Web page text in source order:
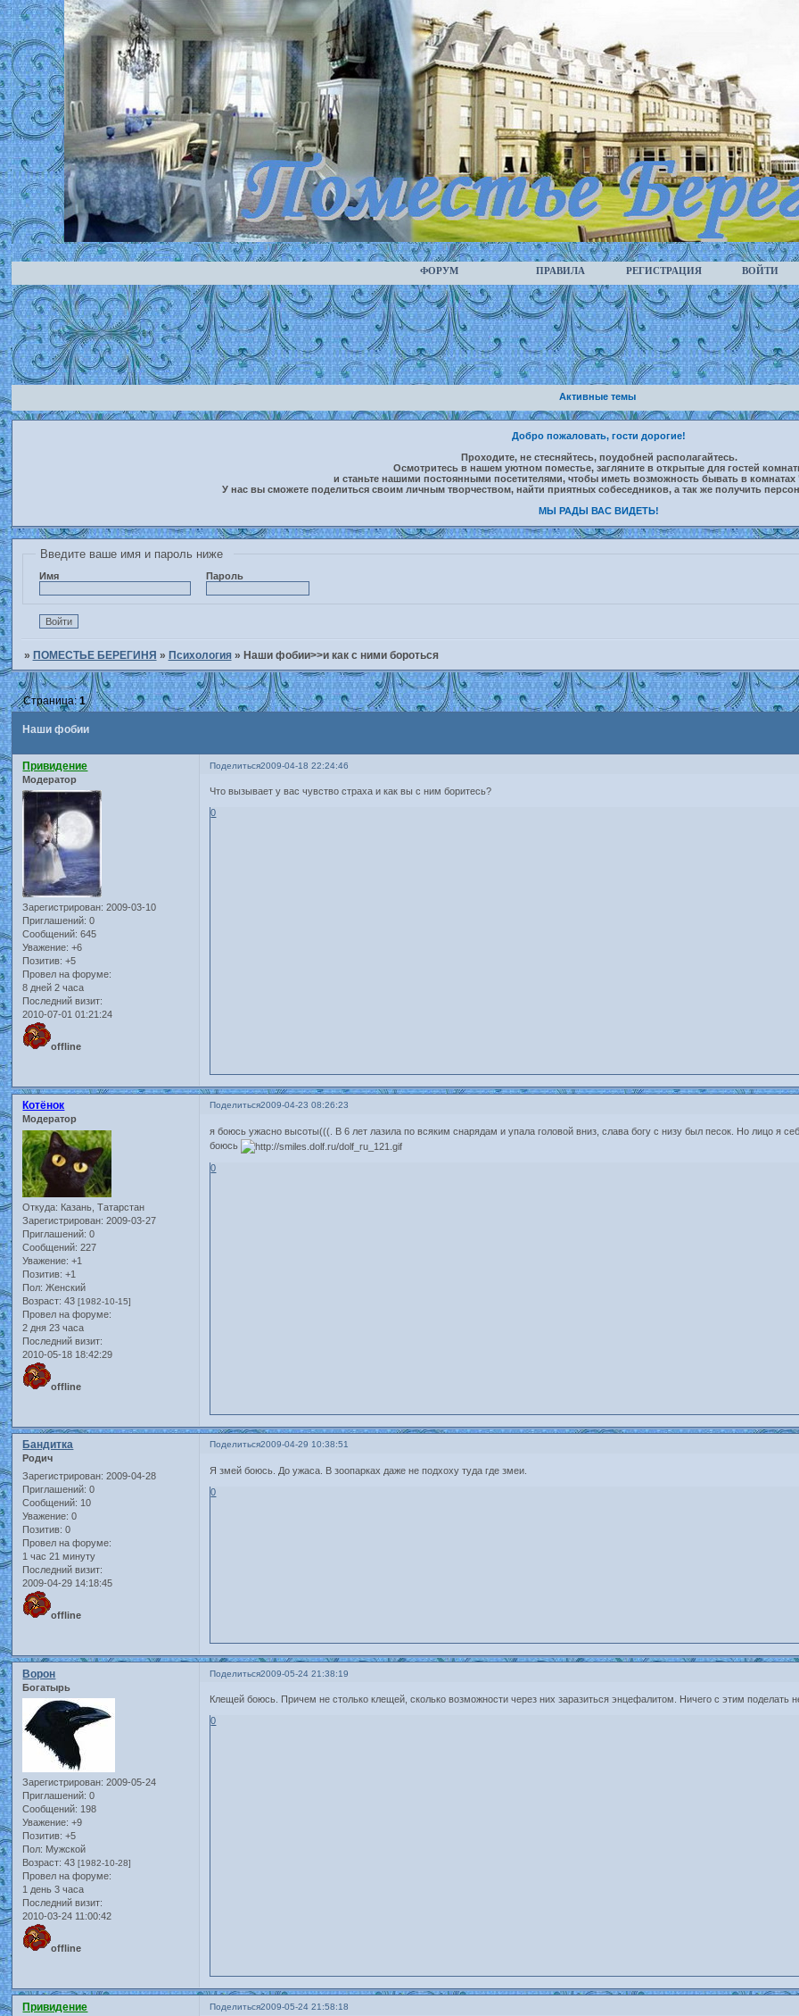
ФОРУМ ПРАВИЛА РЕГИСТРАЦИЯ ВОЙТИ
Активные темы
Добро пожаловать, гости дорогие!
Проходите, не стесняйтесь, поудобней располагайтесь.
Осмотритесь в нашем уютном поместье, загляните в открытые для гостей
и станьте нашими постоянными посетителями, чтобы иметь возможность бывать в комнатах
У нас вы сможете поделиться своим личным творчеством, найти приятных собеседников, а так же получить
МЫ РАДЫ ВАС ВИДЕТЬ!
Введите ваше имя и пароль ниже
Имя Пароль
» ПОМЕСТЬЕ БЕРЕГИНЯ » Психология » Наши фобии>>и как с ними бороться
Наши фобии
Страница:1
Поделиться2009-04-18 22:24:46
Привидение
Модератор
Зарегистрирован: 2009-03-10
Приглашений: 0
Сообщений: 645
Уважение: +6
Позитив: +5
Провел на форуме:
8 дней 2 часа
Последний визит:
2010-07-01 01:21:24
offline
Что вызывает у вас чувство страха и как вы с ним боритесь?
0
Поделиться2009-04-23 08:26:23
Котёнок
Модератор
Откуда: Казань, Татарстан
Зарегистрирован: 2009-03-27
Приглашений: 0
Сообщений: 227
Уважение: +1
Позитив: +1
Пол: Женский
Возраст: 43[1982-10-15]
Провел на форуме:
2 дня 23 часа
Последний визит:
2010-05-18 18:42:29
offline
я боюсь ужасно высоты(((. В 6 лет лазила по всяким снарядам и упала головой вниз, слава богу с низу был песок. Но лицо я
боюсь
0
Поделиться2009-04-29 10:38:51
Бандитка
Родич
Зарегистрирован: 2009-04-28
Приглашений: 0
Сообщений: 10
Уважение: 0
Позитив: 0
Провел на форуме:
1 час 21 минуту
Последний визит:
2009-04-29 14:18:45
offline
Я змей боюсь. До ужаса. В зоопарках даже не подхоху туда где змеи.
0
Поделиться2009-05-24 21:38:19
Ворон
Богатырь
Зарегистрирован: 2009-05-24
Приглашений: 0
Сообщений: 198
Уважение: +9
Позитив: +5
Пол: Мужской
Возраст: 43[1982-10-28]
Провел на форуме:
1 день 3 часа
Последний визит:
2010-03-24 11:00:42
offline
Клещей боюсь. Причем не столько клещей, сколько возможности через них заразиться энцефалитом. Ничего с этим поделать
0
Поделиться2009-05-24 21:58:18
Привидение